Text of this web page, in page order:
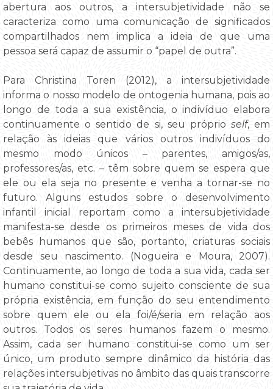
abertura aos outros, a intersubjetividade não se
caracteriza como uma comunicação de significados
compartilhados nem implica a ideia de que uma
pessoa será capaz de assumir o “papel de outra”.
Para Christina Toren (2012), a intersubjetividade
informa o nosso modelo de ontogenia humana, pois ao
longo de toda a sua existência, o indivíduo elabora
continuamente o sentido de si, seu próprio self, em
relação às ideias que vários outros indivíduos do
mesmo modo únicos – parentes, amigos/as,
professores/as, etc. – têm sobre quem se espera que
ele ou ela seja no presente e venha a tornar-se no
futuro. Alguns estudos sobre o desenvolvimento
infantil inicial reportam como a intersubjetividade
manifesta-se desde os primeiros meses de vida dos
bebês humanos que são, portanto, criaturas sociais
desde seu nascimento. (Nogueira e Moura, 2007).
Continuamente, ao longo de toda a sua vida, cada ser
humano constitui-se como sujeito consciente de sua
própria existência, em função do seu entendimento
sobre quem ele ou ela foi/é/seria em relação aos
outros. Todos os seres humanos fazem o mesmo.
Assim, cada ser humano constitui-se como um ser
único, um produto sempre dinâmico da história das
relações intersubjetivas no âmbito das quais transcorre